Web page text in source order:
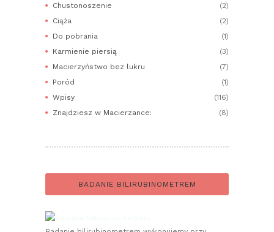
Chustonoszenie
(2)
Ciąża
(2)
Do pobrania
(1)
Karmienie piersią
(3)
Macierzyństwo bez lukru
(7)
Poród
(1)
Wpisy
(116)
Znajdziesz w Macierzance:
(8)
BADANIE BILIRUBINOMETREM